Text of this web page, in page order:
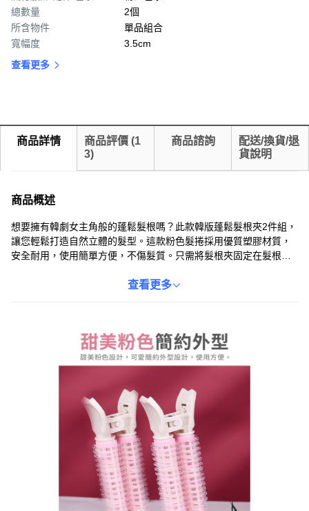
總數量
2個
所含物件
單品組合
寬幅度
3.5cm
查看更多
商品詳情 商品評價 (1
3)
商品諮詢
配送/換貨/退
貨說明
商品概述
想要擁有韓劇女主角般的蓬鬆髮根嗎？此款韓版蓬鬆髮根夾2件組，
讓您輕鬆打造自然立體的髮型。這款粉色髮捲採用優質塑膠材質，
安全耐用，使用簡單方便，不傷髮質。只需將髮根夾固定在髮根
無論是日常造型還是特殊場合，都能讓您展現自信美麗。
查看更多